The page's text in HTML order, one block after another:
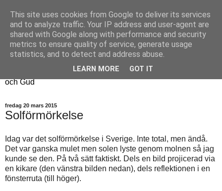
Fyren
Fyren finns för att sprida ljus i mörkret
För att påminna om guldkanterna i tillvaron
Här samsas jakt, hantverk, odling, och andra tankar om livet
och Gud
fredag 20 mars 2015
Solförmörkelse
Idag var det solförmörkelse i Sverige. Inte total, men ändå.
Det var ganska mulet men solen lyste genom molnen så jag
kunde se den. På två sätt faktiskt. Dels en bild projicerad via
en kikare (den vänstra bilden nedan), dels reflektionen i en
fönsterruta (till höger).
This site uses cookies from Google to deliver its services
and to analyze traffic. Your IP address and user-agent are
shared with Google along with performance and security
metrics to ensure quality of service, generate usage
statistics, and to detect and address abuse.
LEARN MORE GOT IT